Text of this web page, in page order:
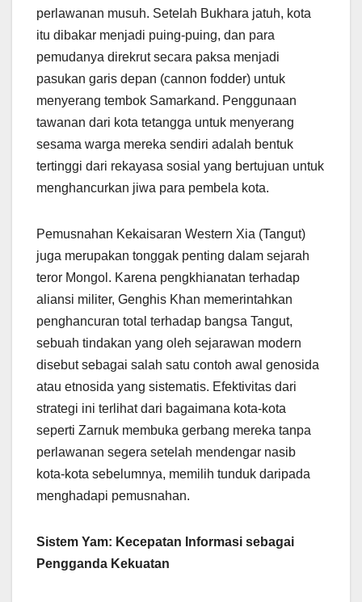
perlawanan musuh. Setelah Bukhara jatuh, kota
itu dibakar menjadi puing-puing, dan para
pemudanya direkrut secara paksa menjadi
pasukan garis depan (cannon fodder) untuk
menyerang tembok Samarkand. Penggunaan
tawanan dari kota tetangga untuk menyerang
sesama warga mereka sendiri adalah bentuk
tertinggi dari rekayasa sosial yang bertujuan untuk
menghancurkan jiwa para pembela kota.
Pemusnahan Kekaisaran Western Xia (Tangut)
juga merupakan tonggak penting dalam sejarah
teror Mongol. Karena pengkhianatan terhadap
aliansi militer, Genghis Khan memerintahkan
penghancuran total terhadap bangsa Tangut,
sebuah tindakan yang oleh sejarawan modern
disebut sebagai salah satu contoh awal genosida
atau etnosida yang sistematis. Efektivitas dari
strategi ini terlihat dari bagaimana kota-kota
seperti Zarnuk membuka gerbang mereka tanpa
perlawanan segera setelah mendengar nasib
kota-kota sebelumnya, memilih tunduk daripada
menghadapi pemusnahan.
Sistem Yam: Kecepatan Informasi sebagai
Pengganda Kekuatan